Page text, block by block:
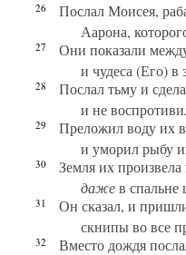
26
Послал Моисея,
Аарона,
27
Они показали
и чудеса (Его)
28
Послал тьму и
и не
29
Преложил воду их
и уморил рыбу
30
Земля их
дажев спальне
31
Он сказал, и
скнипы во все
32
Вместо дождя